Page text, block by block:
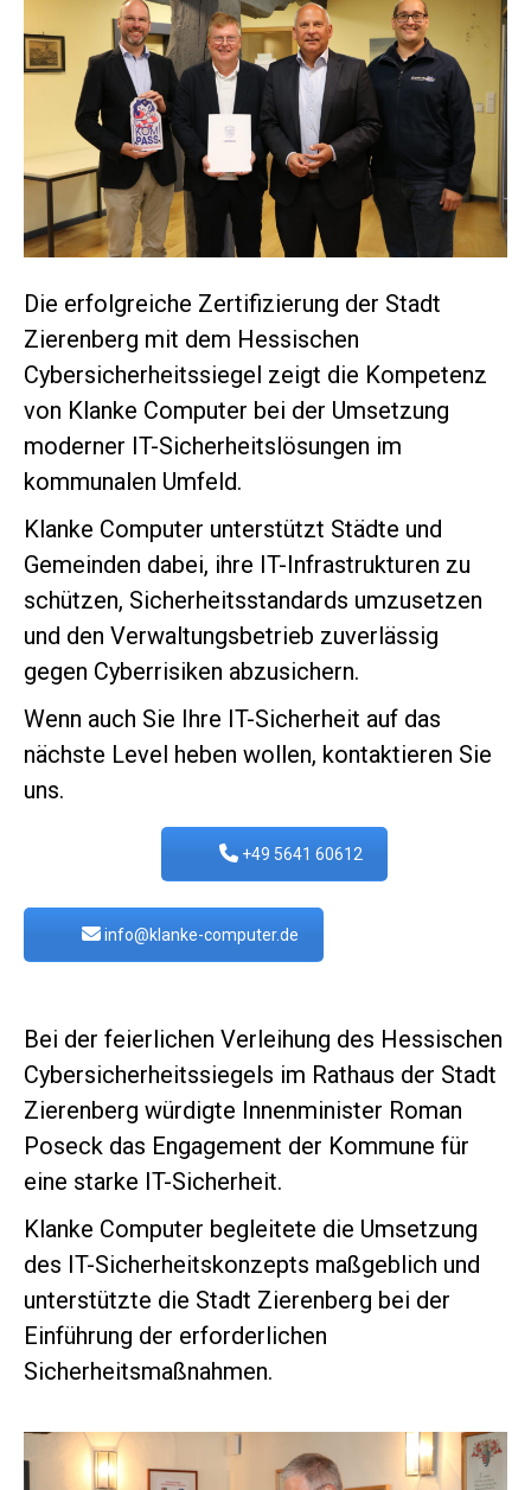
Die erfolgreiche Zertifizierung der Stadt
Zierenberg mit dem Hessischen
Cybersicherheitssiegel zeigt die Kompetenz
von Klanke Computer bei der Umsetzung
moderner IT-Sicherheitslösungen im
kommunalen Umfeld.
Klanke Computer unterstützt Städte und
Gemeinden dabei, ihre IT-Infrastrukturen zu
schützen, Sicherheitsstandards umzusetzen
und den Verwaltungsbetrieb zuverlässig
gegen Cyberrisiken abzusichern.
Wenn auch Sie Ihre IT-Sicherheit auf das
nächste Level heben wollen, kontaktieren Sie
uns.
+49 5641 60612
info@klanke-computer.de
Bei der feierlichen Verleihung des Hessischen
Cybersicherheitssiegels im Rathaus der Stadt
Zierenberg würdigte Innenminister Roman
Poseck das Engagement der Kommune für
eine starke IT-Sicherheit.
Klanke Computer begleitete die Umsetzung
des IT-Sicherheitskonzepts maßgeblich und
unterstützte die Stadt Zierenberg bei der
Einführung der erforderlichen
Sicherheitsmaßnahmen.